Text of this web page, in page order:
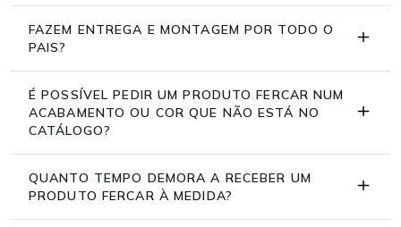
FAZEM ENTREGA E MONTAGEM POR TODO O
PAIS?
É POSSÍVEL PEDIR UM PRODUTO FERCAR NUM
ACABAMENTO OU COR QUE NÃO ESTÁ NO
CATÁLOGO?
QUANTO TEMPO DEMORA A RECEBER UM
PRODUTO FERCAR À MEDIDA?